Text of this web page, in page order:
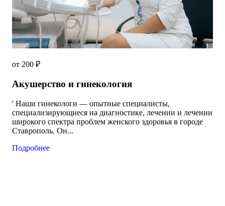
от 200 ₽
Акушерство и гинекология
' Наши гинекологи — опытные специалисты,
специализирующиеся на диагностике, лечении и лечении
широкого спектра проблем женского здоровья в городе
Ставрополь. Он...
Подробнее